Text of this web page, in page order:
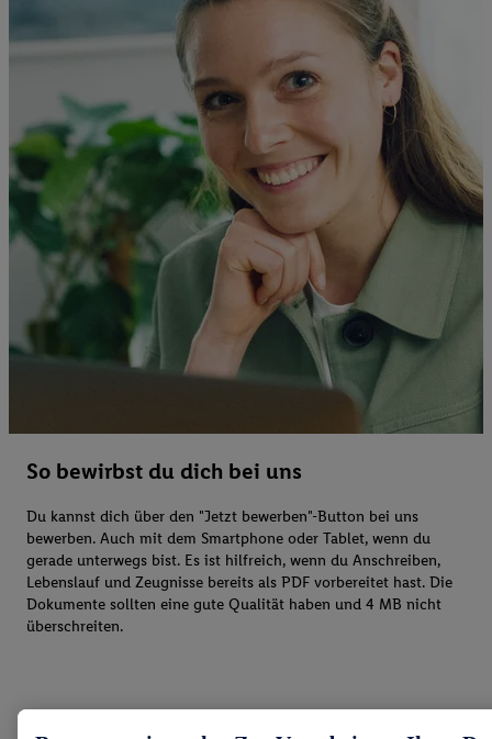
So bewirbst du dich bei uns
Du kannst dich über den "Jetzt bewerben"-Button bei uns
bewerben. Auch mit dem Smartphone oder Tablet, wenn du
gerade unterwegs bist. Es ist hilfreich, wenn du Anschreiben,
Lebenslauf und Zeugnisse bereits als PDF vorbereitet hast. Die
Dokumente sollten eine gute Qualität haben und 4 MB nicht
überschreiten.